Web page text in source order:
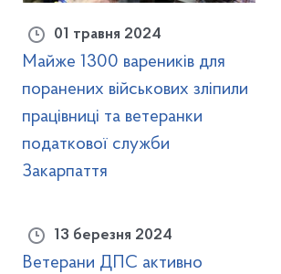
01 травня 2024
Майже 1300 вареників для
поранених військових зліпили
працівниці та ветеранки
податкової служби
Закарпаття
13 березня 2024
Ветерани ДПС активно